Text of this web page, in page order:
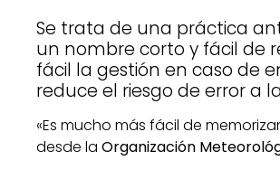
Se trata de una práctica
un nombre corto y fácil de
fácil la gestión en caso de
reduce el riesgo de error a
«Es mucho más fácil de
desde la Organización